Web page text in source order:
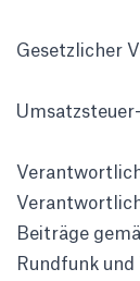
Gesetzlicher
Beiträge
Rund­funk